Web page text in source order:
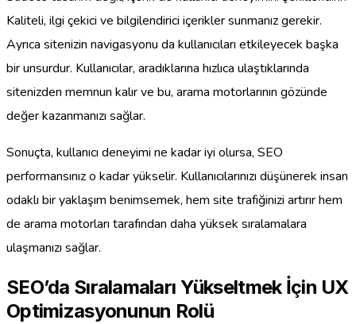
Kaliteli, ilgi çekici ve bilgilendirici içerikler sunmanız gerekir.
Ayrıca sitenizin navigasyonu da kullanıcıları etkileyecek başka
bir unsurdur. Kullanıcılar, aradıklarına hızlıca ulaştıklarında
sitenizden memnun kalır ve bu, arama motorlarının gözünde
değer kazanmanızı sağlar.
Sonuçta, kullanıcı deneyimi ne kadar iyi olursa, SEO
performansınız o kadar yükselir. Kullanıcılarınızı düşünerek insan
odaklı bir yaklaşım benimsemek, hem site trafiğinizi artırır hem
de arama motorları tarafından daha yüksek sıralamalara
ulaşmanızı sağlar.
SEO’da Sıralamaları Yükseltmek İçin UX
Optimizasyonunun Rolü